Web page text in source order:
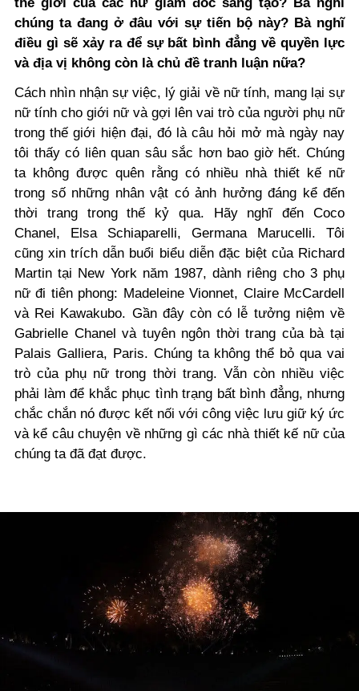
chúng ta đang ở đâu với sự tiến bộ này? Bà nghĩ
điều gì sẽ xảy ra để sự bất bình đẳng về quyền lực
và địa vị không còn là chủ đề tranh luận nữa?
Cách nhìn nhận sự việc, lý giải về nữ tính, mang lại sự
nữ tính cho giới nữ và gợi lên vai trò của người phụ nữ
trong thế giới hiện đại, đó là câu hỏi mở mà ngày nay
tôi thấy có liên quan sâu sắc hơn bao giờ hết. Chúng
ta không được quên rằng có nhiều nhà thiết kế nữ
trong số những nhân vật có ảnh hưởng đáng kể đến
thời trang trong thế kỷ qua. Hãy nghĩ đến Coco
Chanel, Elsa Schiaparelli, Germana Marucelli. Tôi
cũng xin trích dẫn buổi biểu diễn đặc biệt của Richard
Martin tại New York năm 1987, dành riêng cho 3 phụ
nữ đi tiên phong: Madeleine Vionnet, Claire McCardell
và Rei Kawakubo. Gần đây còn có lễ tưởng niệm về
Gabrielle Chanel và tuyên ngôn thời trang của bà tại
Palais Galliera, Paris. Chúng ta không thể bỏ qua vai
trò của phụ nữ trong thời trang. Vẫn còn nhiều việc
phải làm để khắc phục tình trạng bất bình đẳng, nhưng
chắc chắn nó được kết nối với công việc lưu giữ ký ức
và kể câu chuyện về những gì các nhà thiết kế nữ của
chúng ta đã đạt được.